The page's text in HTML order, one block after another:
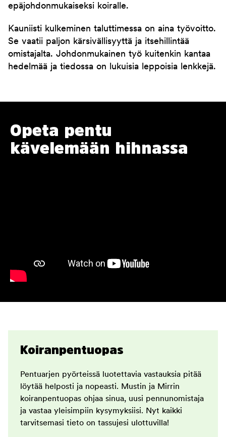
epäjohdonmukaiseksi koiralle.
Kauniisti kulkeminen taluttimessa on aina työvoitto.
Se vaatii paljon kärsivällisyyttä ja itsehillintää
omistajalta. Johdonmukainen työ kuitenkin kantaa
hedelmää ja tiedossa on lukuisia leppoisia lenkkejä.
Opeta pentu
kävelemään hihnassa
Koiranpentuopas
Pentuarjen pyörteissä luotettavia vastauksia pitää
löytää helposti ja nopeasti. Mustin ja Mirrin
koiranpentuopas ohjaa sinua, uusi pennunomistaja
ja vastaa yleisimpiin kysymyksiisi. Nyt kaikki
tarvitsemasi tieto on tassujesi ulottuvilla!